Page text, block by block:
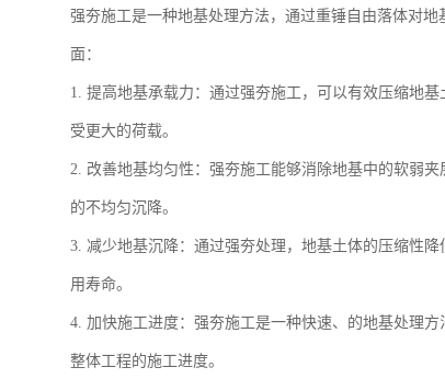
强夯施工是一种地基处理方法，通过重锤自由落体对
面：
1. 提高地基承载力：通过强夯施工，可以有效压缩地
受更大的荷载。
2. 改善地基均匀性：强夯施工能够消除地基中的软弱
的不均匀沉降。
3. 减少地基沉降：通过强夯处理，地基土体的压缩性
用寿命。
4. 加快施工进度：强夯施工是一种快速、的地基处理
整体工程的施工进度。